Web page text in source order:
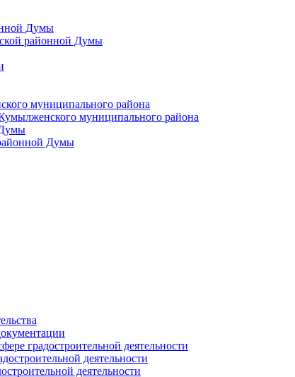
Думы
районной Думы
муниципального района
муниципального района
Думы
градостроительной деятельности
деятельности
деятельности